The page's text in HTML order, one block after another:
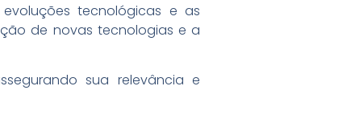
tecnológicas e as
de novas tecnologias e a
sua relevância e